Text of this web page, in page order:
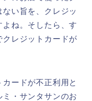
い旨を、クレジッ
よね。そしたら、す
クレジットカードが
ードが不正利用と
・サンタサンのお